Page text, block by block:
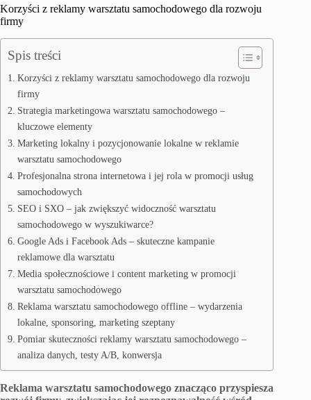
Korzyści z reklamy warsztatu samochodowego dla rozwoju
firmy
Spis treści
Korzyści z reklamy warsztatu samochodowego dla rozwoju
firmy
Strategia marketingowa warsztatu samochodowego –
kluczowe elementy
Marketing lokalny i pozycjonowanie lokalne w reklamie
warsztatu samochodowego
Profesjonalna strona internetowa i jej rola w promocji usług
samochodowych
SEO i SXO – jak zwiększyć widoczność warsztatu
samochodowego w wyszukiwarce?
Google Ads i Facebook Ads – skuteczne kampanie
reklamowe dla warsztatu
Media społecznościowe i content marketing w promocji
warsztatu samochodowego
Reklama warsztatu samochodowego offline – wydarzenia
lokalne, sponsoring, marketing szeptany
Pomiar skuteczności reklamy warsztatu samochodowego –
analiza danych, testy A/B, konwersja
Reklama warsztatu samochodowego znacząco przyspiesza